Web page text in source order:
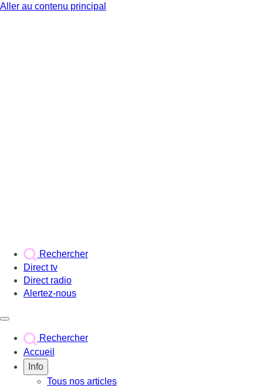
Aller au contenu principal
Rechercher
Direct tv
Direct radio
Alertez-nous
Rechercher
Accueil
Info
Tous nos articles